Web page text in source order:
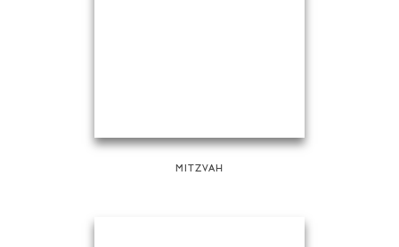
MITZVAH